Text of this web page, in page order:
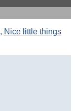
, Nice little things